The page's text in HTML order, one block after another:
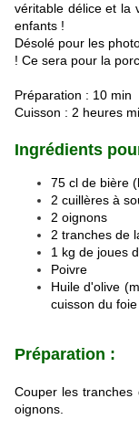
véritable délice et la
enfants !
Désolé pour les
! Ce sera pour la
Préparation : 10 min
Cuisson : 2 heures
Ingrédients
75 cl de bière
2 cuillères à
2 oignons
2 tranches de
1 kg de joues
Poivre
Huile d'olive
cuisson du
Préparation :
Couper les
oignons.